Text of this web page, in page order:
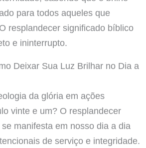
para todos aqueles que
resplandecer significado bíblico
e ininterrupto.
Deixar Sua Luz Brilhar no Dia a
da glória em ações
vinte e um? O resplandecer
manifesta em nosso dia a dia
de serviço e integridade.